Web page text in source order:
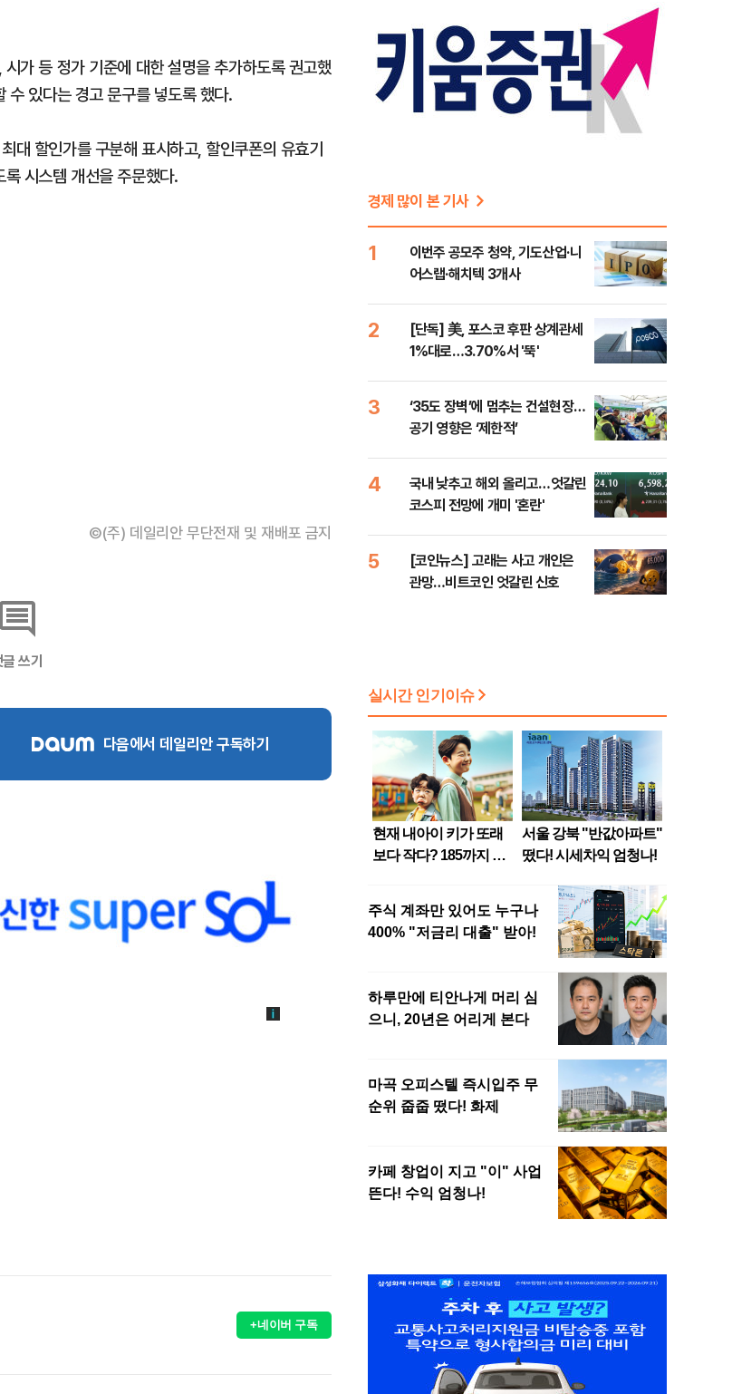
가 등 정가 기준에 대한 설명을 추가하도록 권고했
수 있다는 경고 문구를 넣도록 했다.
대 할인가를 구분해 표시하고, 할인쿠폰의 유효기
록 시스템 개선을 주문했다.
©(주) 데일리안 무단전재 및 재배포 금지
글 쓰기
다음에서 데일리안 구독하기
+네이버 구독
경제 많이 본 기사
1
이번주 공모주 청약, 기도산업·니
어스랩·해치텍 3개사
2
[단독] 美, 포스코 후판 상계관세
1%대로…3.70%서 '뚝'
3
‘35도 장벽’에 멈추는 건설현장…
공기 영향은 ‘제한적’
4
국내 낮추고 해외 올리고…엇갈린
코스피 전망에 개미 '혼란'
5
[코인뉴스] 고래는 사고 개인은
관망…비트코인 엇갈린 신호